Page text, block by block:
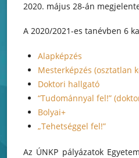
2020. május 28-án
A 2020/2021-es tanévben 6
Alapképzés
Mesterképzés (osztatlan
Doktori hallgató
“Tudománnyal fel!”
Bolyai+
„Tehetséggel fel!”
Az ÚNKP pályázatok